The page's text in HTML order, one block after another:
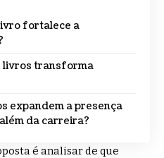
fortalece a
livros transforma
expandem a presença
da carreira?
é analisar de que